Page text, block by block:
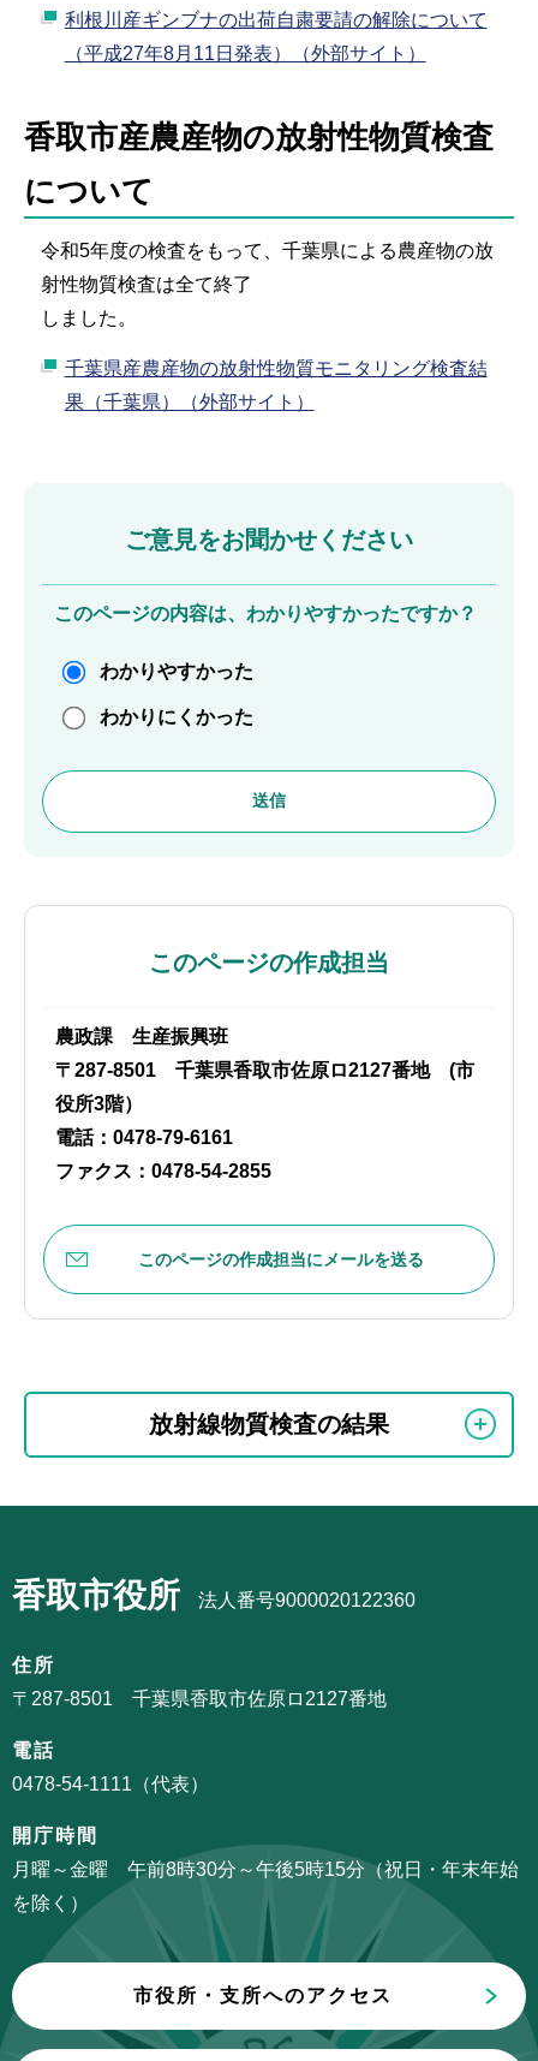
利根川産ギンブナの出荷自粛要請の解除について
（平成27年8月11日発表）（外部サイト）
香取市産農産物の放射性物質検査
について
令和5年度の検査をもって、千葉県による農産物の放
射性物質検査は全て終了
しました。
千葉県産農産物の放射性物質モニタリング検査結
果（千葉県）（外部サイト）
ご意見をお聞かせください
このページの内容は、わかりやすかったですか？
わかりやすかった
わかりにくかった
このページの作成担当
農政課 生産振興班
〒287-8501 千葉県香取市佐原ロ2127番地 (市
役所3階）
電話：0478-79-6161
ファクス：0478-54-2855
このページの作成担当にメールを送る
こ
ビ
ー
シ
ン
こ
こ
か
放射線物質検査の結果
ナ
ゲ
ー
ョ
ン
こ
こ
ま
香取市役所 法人番号9000020122360
住所
〒287-8501 千葉県香取市佐原ロ2127番地
電話
0478-54-1111（代表）
開庁時間
月曜～金曜 午前8時30分～午後5時15分（祝日・年末年始
を除く）
市役所・支所へのアクセス